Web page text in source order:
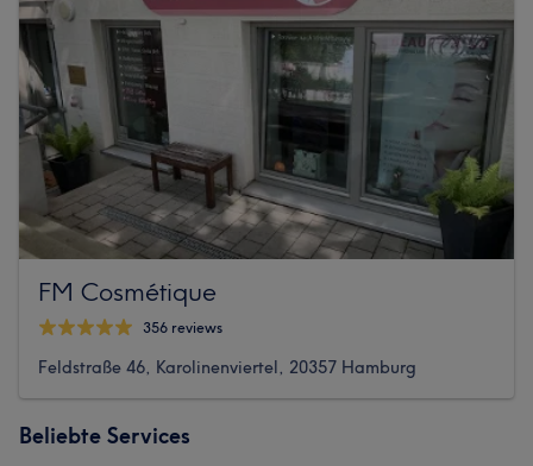
FM Cosmétique
356 reviews
Feldstraße 46, Karolinenviertel, 20357 Hamburg
Beliebte Services